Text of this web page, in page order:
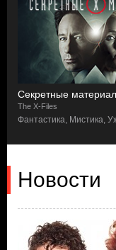
Секретные
The X-Files
Фантастика, Мистика,
Новости